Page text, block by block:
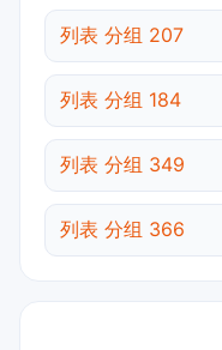
列表 分组 207
列表 分组 184
列表 分组 349
列表 分组 366